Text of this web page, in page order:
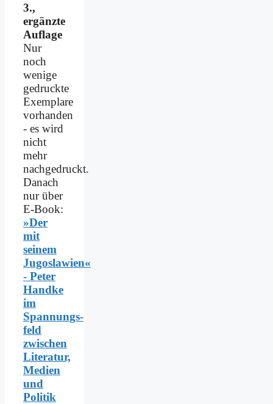
3.,
ergänzte
Auflage
Nur
noch
wenige
gedruckte
Exemplare
vorhanden
- es wird
nicht
mehr
nachgedruckt.
Danach
nur über
E-Book:
»Der
mit
seinem
Jugoslawien«
- Peter
Handke
im
Spannungs­
feld
zwischen
Literatur,
Medien
und
Politik